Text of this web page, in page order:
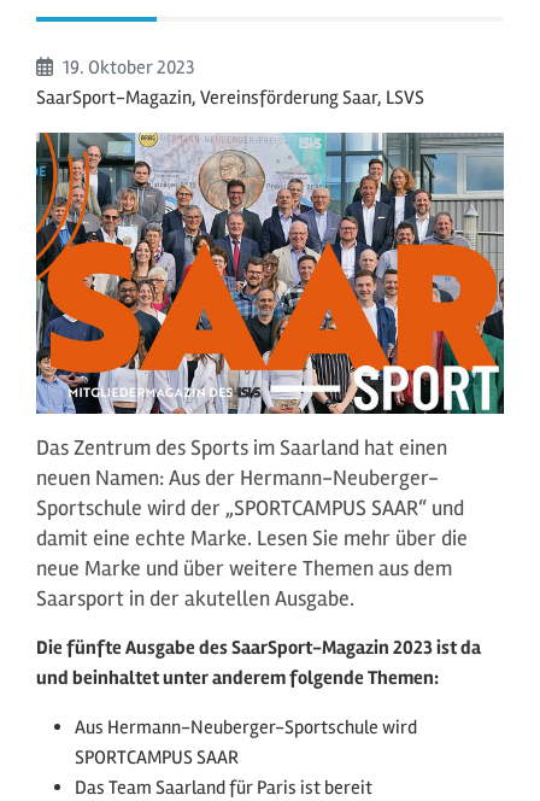
Beginn:
19. Oktober2023
SaarSport-Magazin, Vereinsförderung Saar, LSVS
Das Zentrum des Sports im Saarland hat einen
neuen Namen: Aus der Hermann-Neuberger-
Sportschule wird der „SPORTCAMPUS SAAR“ und
damit eine echte Marke. Lesen Sie mehr über die
neue Marke und über weitere Themen aus dem
Saarsport in der akutellen Ausgabe.
Die fünfte Ausgabe des SaarSport-Magazin 2023 ist da
und beinhaltet unter anderem folgende Themen:
Aus Hermann-Neuberger-Sportschule wird
SPORTCAMPUS SAAR
Das Team Saarland für Paris ist bereit